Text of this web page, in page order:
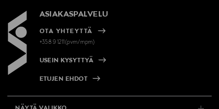
ASIAKASPALVELU
OTA YHTEYTTÄ
+358 9 1211(pvm/mpm)
USEIN KYSYTTYÄ
ETUJEN EHDOT